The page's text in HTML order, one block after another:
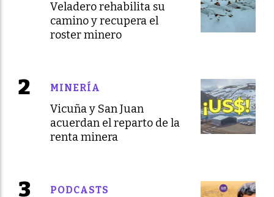
Veladero rehabilita su
camino y recupera el
roster minero
Vicuña y San Juan
acuerdan el reparto de la
renta minera
MINERÍA
PODCASTS